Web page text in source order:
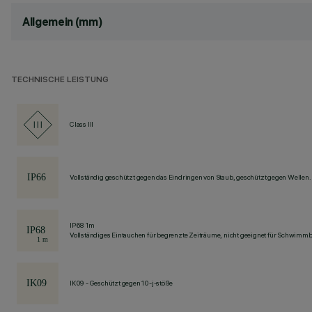
Allgemein (mm)
TECHNISCHE LEISTUNG
Class III
Vollständig geschützt gegen das Eindringen von Staub, geschützt gegen Wellen.
IP68 1m
Vollständiges Eintauchen für begrenzte Zeiträume, nicht geeignet für
IK09 - Geschützt gegen 10-j-stöße